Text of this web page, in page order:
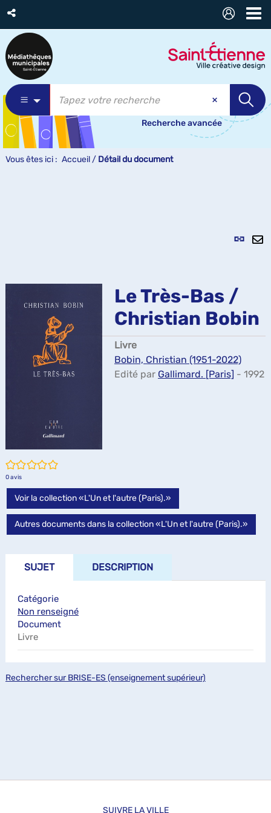
Recherche avancée
Vous êtes ici : Accueil / Détail du document
Lien
/5
0avis
Le Très-Bas /
Christian Bobin
Livre
Bobin, Christian (1951-2022)
Edité par Gallimard. [Paris] - 1992
Voir la collection «L'Un et l'autre (Paris).»
Autres documents dans la collection «L'Un et l'autre (Paris).»
SUJET DESCRIPTION
Catégorie
Non renseigné
Document
Livre
Rechercher sur BRISE-ES (enseignement supérieur)
SUIVRE LA VILLE